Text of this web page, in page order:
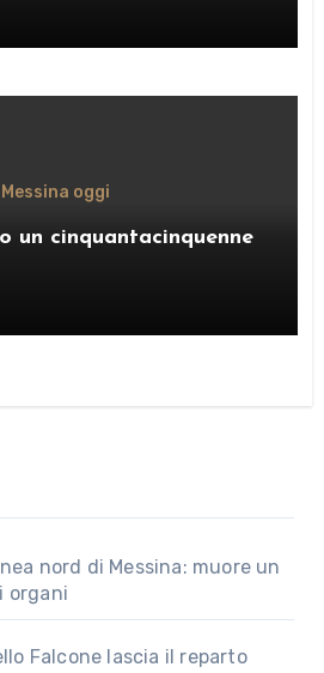
oggi
un cinquantacinquenne
nord di Messina: muore un
organi
Falcone lascia il reparto